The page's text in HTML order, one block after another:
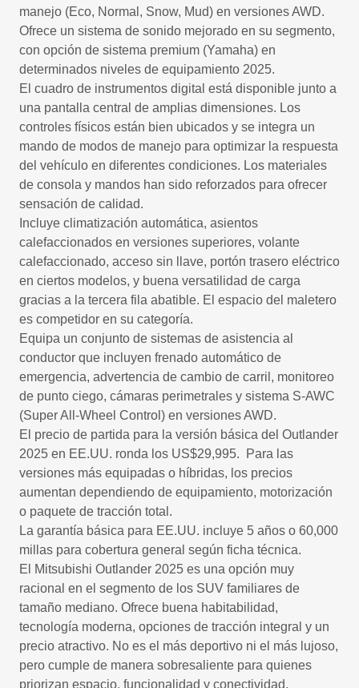
manejo (Eco, Normal, Snow, Mud) en versiones AWD.
Ofrece un sistema de sonido mejorado en su segmento,
con opción de sistema premium (Yamaha) en
determinados niveles de equipamiento 2025.
El cuadro de instrumentos digital está disponible junto a
una pantalla central de amplias dimensiones. Los
controles físicos están bien ubicados y se integra un
mando de modos de manejo para optimizar la respuesta
del vehículo en diferentes condiciones. Los materiales
de consola y mandos han sido reforzados para ofrecer
sensación de calidad.
Incluye climatización automática, asientos
calefaccionados en versiones superiores, volante
calefaccionado, acceso sin llave, portón trasero eléctrico
en ciertos modelos, y buena versatilidad de carga
gracias a la tercera fila abatible. El espacio del maletero
es competidor en su categoría.
Equipa un conjunto de sistemas de asistencia al
conductor que incluyen frenado automático de
emergencia, advertencia de cambio de carril, monitoreo
de punto ciego, cámaras perimetrales y sistema S-AWC
(Super All-Wheel Control) en versiones AWD.
El precio de partida para la versión básica del Outlander
2025 en EE.UU. ronda los US$29,995. Para las
versiones más equipadas o híbridas, los precios
aumentan dependiendo de equipamiento, motorización
o paquete de tracción total.
La garantía básica para EE.UU. incluye 5 años o 60,000
millas para cobertura general según ficha técnica.
El Mitsubishi Outlander 2025 es una opción muy
racional en el segmento de los SUV familiares de
tamaño mediano. Ofrece buena habitabilidad,
tecnología moderna, opciones de tracción integral y un
precio atractivo. No es el más deportivo ni el más lujoso,
pero cumple de manera sobresaliente para quienes
priorizan espacio, funcionalidad y conectividad.